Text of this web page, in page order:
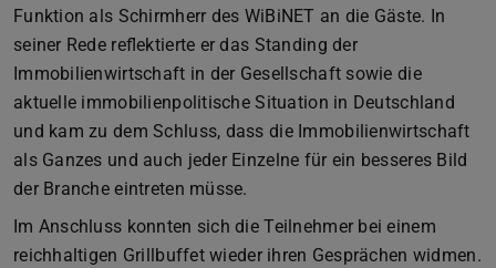
Funktion als Schirmherr des WiBiNET an die Gäste. In
seiner Rede reflektierte er das Standing der
Immobilienwirtschaft in der Gesellschaft sowie die
aktuelle immobilienpolitische Situation in Deutschland
und kam zu dem Schluss, dass die Immobilienwirtschaft
als Ganzes und auch jeder Einzelne für ein besseres Bild
der Branche eintreten müsse.
Im Anschluss konnten sich die Teilnehmer bei einem
reichhaltigen Grillbuffet wieder ihren Gesprächen widmen.